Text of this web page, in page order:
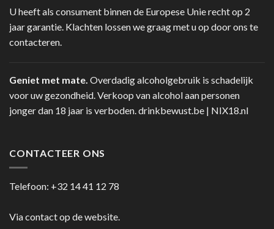
U heeft als consument binnen de Europese Unie recht op 2
jaar garantie. Klachten lossen we graag met u op door ons te
contacteren.
Geniet met mate. Overdadig alcoholgebruik is schadelijk
voor uw gezondheid. Verkoop van alcohol aan personen
jonger dan 18 jaar is verboden.drinkbewust.be | NIX18.nl
CONTACTEER ONS
Telefoon: +32 14 41 12 78
Via contact op de website.